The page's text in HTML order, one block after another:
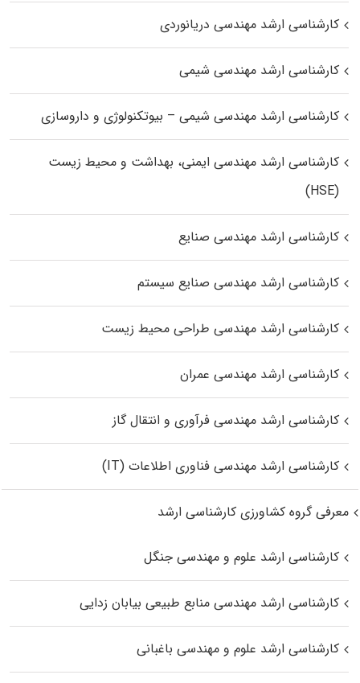
کارشناسی ارشد مهندسی دریانوردی
کارشناسی ارشد مهندسی شیمی
کارشناسی ارشد مهندسی شیمی – بیوتکنولوژی و داروسازی
کارشناسی ارشد مهندسی ایمنی، بهداشت و محیط زیست
(HSE)
کارشناسی ارشد مهندسی صنایع
کارشناسی ارشد مهندسی صنایع سیستم
کارشناسی ارشد مهندسی طراحی محیط زیست
کارشناسی ارشد مهندسی عمران
کارشناسی ارشد مهندسی فرآوری و انتقال گاز
کارشناسی ارشد مهندسی فناوری اطلاعات (IT)
معرفی گروه کشاورزی کارشناسی ارشد
کارشناسی ارشد علوم و مهندسی جنگل
کارشناسی ارشد مهندسی منابع طبیعی بیابان زدایی
کارشناسی ارشد علوم و مهندسی باغبانی